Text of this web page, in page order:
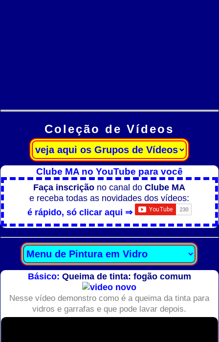
Coleção de Vídeos
Clube MA no YouTube para você
Faça inscrição no canal doClube MA
e receba todas as novidades dos vídeos:
é rápido, só clicar aqui ⇒
Básico: Queima de tinta: fogão comum
Nesse vídeo demonstro como é a queima da tinta para
vidros e garrafas e que pode lavar depois.